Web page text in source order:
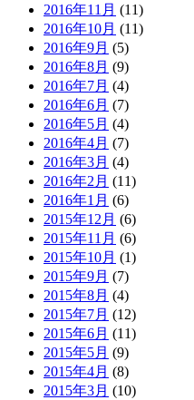
2016年11月 (11)
2016年10月 (11)
2016年9月 (5)
2016年8月 (9)
2016年7月 (4)
2016年6月 (7)
2016年5月 (4)
2016年4月 (7)
2016年3月 (4)
2016年2月 (11)
2016年1月 (6)
2015年12月 (6)
2015年11月 (6)
2015年10月 (1)
2015年9月 (7)
2015年8月 (4)
2015年7月 (12)
2015年6月 (11)
2015年5月 (9)
2015年4月 (8)
2015年3月 (10)